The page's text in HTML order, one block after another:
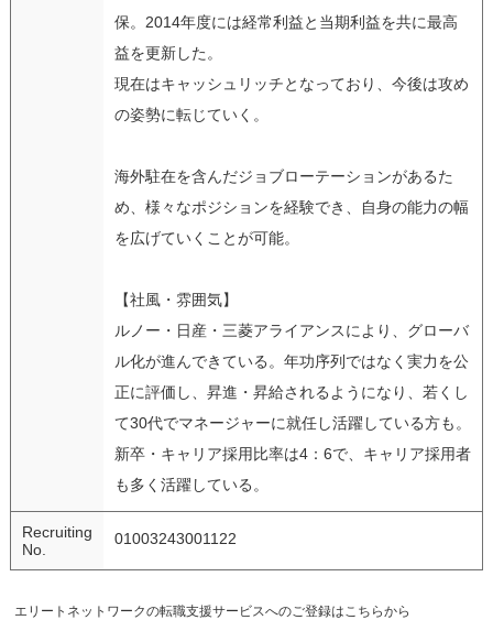
保。2014年度には経常利益と当期利益を共に最高
益を更新した。
現在はキャッシュリッチとなっており、今後は攻め
の姿勢に転じていく。
海外駐在を含んだジョブローテーションがあるた
め、様々なポジションを経験でき、自身の能力の幅
を広げていくことが可能。
【社風・雰囲気】
ルノー・日産・三菱アライアンスにより、グローバ
ル化が進んできている。年功序列ではなく実力を公
正に評価し、昇進・昇給されるようになり、若くし
て30代でマネージャーに就任し活躍している方も。
新卒・キャリア採用比率は4：6で、キャリア採用者
も多く活躍している。
Recruiting
No.
01003243001122
エリートネットワークの転職支援サービスへのご登録はこちらから